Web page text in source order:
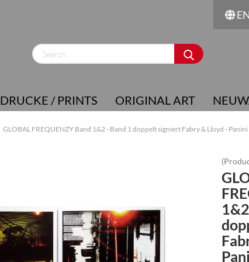
EN
Change language
Create a new account
DRUCKE / PRINTS ORIGINAL ART
GLOBAL FREQUENZY Band 1&2 - Band 1 doppelt signiert Fabry & Lloyd - Panini